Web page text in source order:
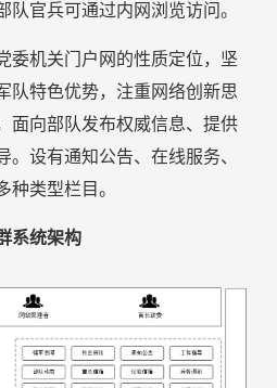
队官兵可通过内网浏览访问。
委机关门户网的性质定位，坚
队特色优势，注重网络创新思
面向部队发布权威信息、提供
。设有通知公告、在线服务、
种类型栏目。
系统架构